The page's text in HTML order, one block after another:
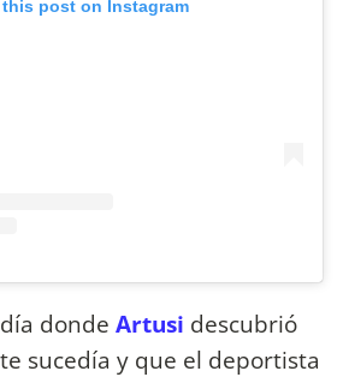
this post on Instagram
donde Artusi descubrió
sucedía y que el deportista